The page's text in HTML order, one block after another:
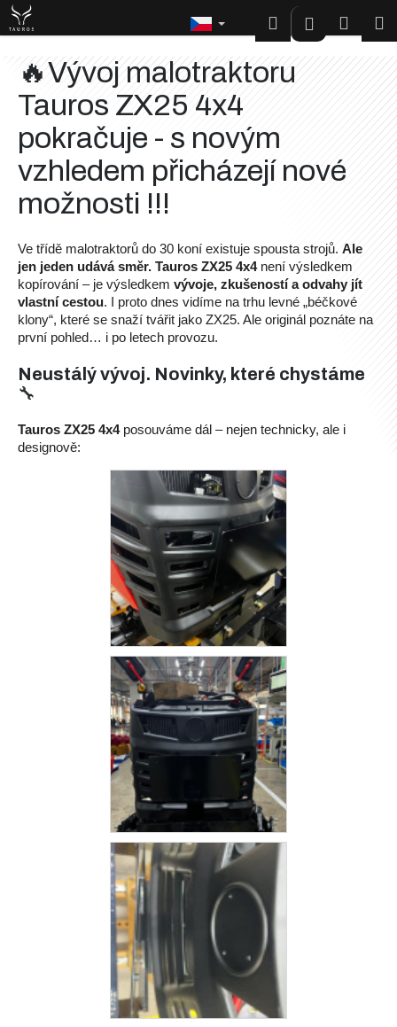
Přejít
na
Hledat
košík
🔥Vývoj malotraktoru
Tauros ZX25 4x4
pokračuje - s novým
vzhledem přicházejí nové
možnosti !!!
Ve třídě malotraktorů do 30 koní existuje spousta strojů. Ale
jen jeden udává směr. Tauros ZX25 4x4není výsledkem
kopírování – je výsledkem vývoje, zkušeností a odvahy jít
vlastní cestou. I proto dnes vidíme na trhu levné „béčkové
klony“, které se snaží tvářit jako ZX25. Ale originál poznáte na
první pohled… i po letech provozu.
Neustálý vývoj. Novinky, které chystáme
🔧
Tauros ZX25 4x4posouváme dál – nejen technicky, ale i
designově:
K
o
Zpět
Zpět
C
o
p
o
ř
b
u
j
e
t
e
n
a
j
Hledat